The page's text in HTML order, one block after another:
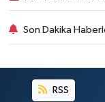
Son Dakika
RSS